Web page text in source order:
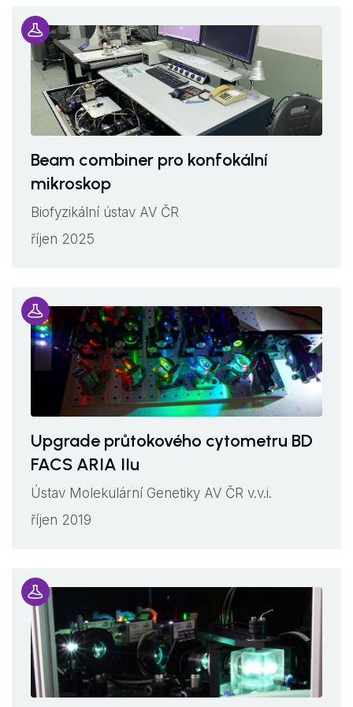
Beam combiner pro konfokální
mikroskop
Biofyzikální ústav AV ČR
říjen 2025
Upgrade průtokového cytometru BD
FACS ARIA IIu
Ústav Molekulární Genetiky AV ČR v.v.i.
říjen 2019